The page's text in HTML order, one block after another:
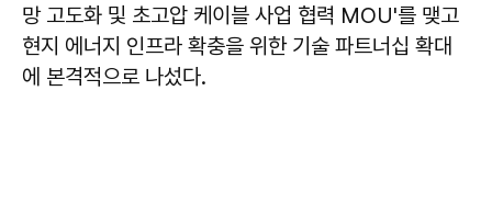
망 고도화 및 초고압 케이블 사업 협력 MOU'를 맺고
현지 에너지 인프라 확충을 위한 기술 파트너십 확대
에 본격적으로 나섰다.